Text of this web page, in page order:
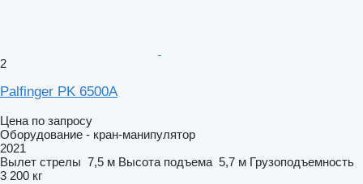
2
Palfinger PK 6500A
Цена по запросу
Оборудование - кран-манипулятор
2021
Вылет стрелы 7,5 м Высота подъема 5,7 м Грузоподъемность
3 200 кг